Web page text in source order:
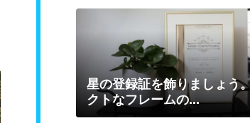
星の登録証を飾りましょう
クトなフレームの...